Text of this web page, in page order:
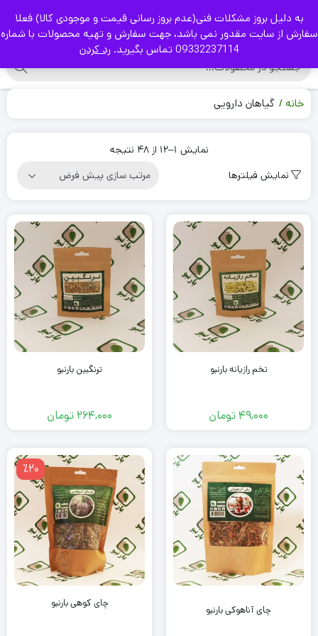
به دلیل بروز مشکلات فنی(عدم بروز رسانی قیمت و موجودی کالا) فعلا
سفارش از سایت مقدور نمی باشد، جهت سفارش و تهیه محصولات با شماره
09332237114 تماس بگیرید.
رد کردن
|
خانه گیاهان دارویی
نمایش 1–12 از 48 نتیجه
نمایش فیلترها
تخم رازیانه بارنبو
49,000 تومان
ترنگبین بارنبو
264,000 تومان
چای آناهوکی بارنبو
٪20
چای کوهی بارنبو